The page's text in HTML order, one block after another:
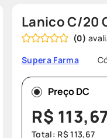
protetor solar
fralda pampers
Lanico C/20
(0)
Supera Farma
Preço DC
R$ 113,67
Total: R$ 113,67